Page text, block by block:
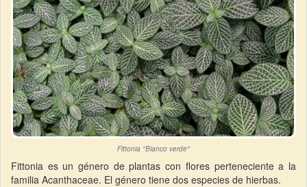
Fittonia "Bianco verde"
Fittonia es un género de plantas con flores perteneciente a la
familia Acanthaceae. El género tiene dos especies de hierbas.